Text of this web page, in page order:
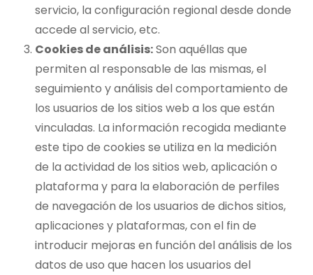
servicio, la configuración regional desde donde
accede al servicio, etc.
Cookies de análisis:Son aquéllas que
permiten al responsable de las mismas, el
seguimiento y análisis del comportamiento de
los usuarios de los sitios web a los que están
vinculadas. La información recogida mediante
este tipo de cookies se utiliza en la medición
de la actividad de los sitios web, aplicación o
plataforma y para la elaboración de perfiles
de navegación de los usuarios de dichos sitios,
aplicaciones y plataformas, con el fin de
introducir mejoras en función del análisis de los
datos de uso que hacen los usuarios del